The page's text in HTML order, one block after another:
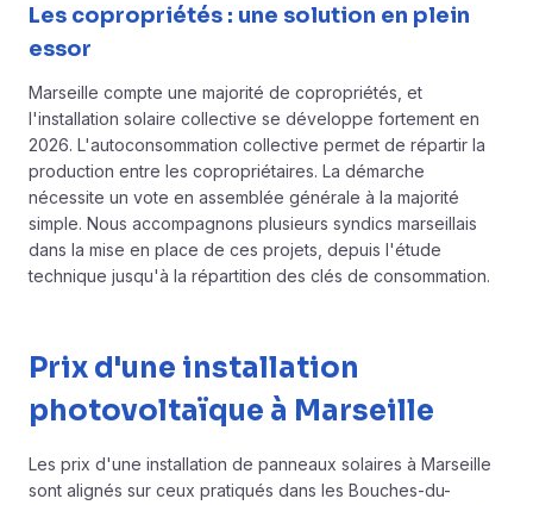
Les copropriétés : une solution en plein
essor
Marseille compte une majorité de copropriétés, et
l'installation solaire collective se développe fortement en
2026. L'autoconsommation collective permet de répartir la
production entre les copropriétaires. La démarche
nécessite un vote en assemblée générale à la majorité
simple. Nous accompagnons plusieurs syndics marseillais
dans la mise en place de ces projets, depuis l'étude
technique jusqu'à la répartition des clés de consommation.
Prix d'une installation
photovoltaïque à Marseille
Les prix d'une installation de panneaux solaires à Marseille
sont alignés sur ceux pratiqués dans les Bouches-du-